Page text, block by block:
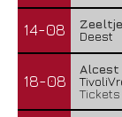
14-08
Deest
18-08
Alcest
Tickets